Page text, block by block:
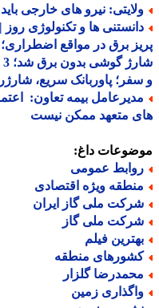
نیرو های خارجی باید
برق در مواقع اضطراری؛ از
شارژ
پاوربانک سریع، شارژر
بیمه تعاون:
متعهد ممکن نیست
داغ:
عمومی
ویژه اقتصادی
ملی گاز ایران
ملی گاز
فیلم
منطقه
گلزار
زمین